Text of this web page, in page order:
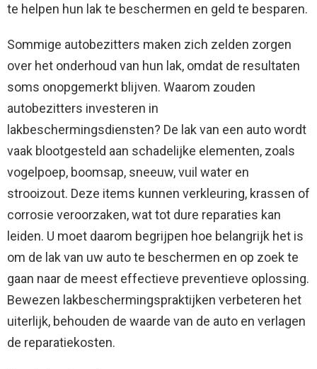
te helpen hun lak te beschermen en geld te besparen.
Sommige autobezitters maken zich zelden zorgen
over het onderhoud van hun lak, omdat de resultaten
soms onopgemerkt blijven. Waarom zouden
autobezitters investeren in
lakbeschermingsdiensten? De lak van een auto wordt
vaak blootgesteld aan schadelijke elementen, zoals
vogelpoep, boomsap, sneeuw, vuil water en
strooizout. Deze items kunnen verkleuring, krassen of
corrosie veroorzaken, wat tot dure reparaties kan
leiden. U moet daarom begrijpen hoe belangrijk het is
om de lak van uw auto te beschermen en op zoek te
gaan naar de meest effectieve preventieve oplossing.
Bewezen lakbeschermingspraktijken verbeteren het
uiterlijk, behouden de waarde van de auto en verlagen
de reparatiekosten.